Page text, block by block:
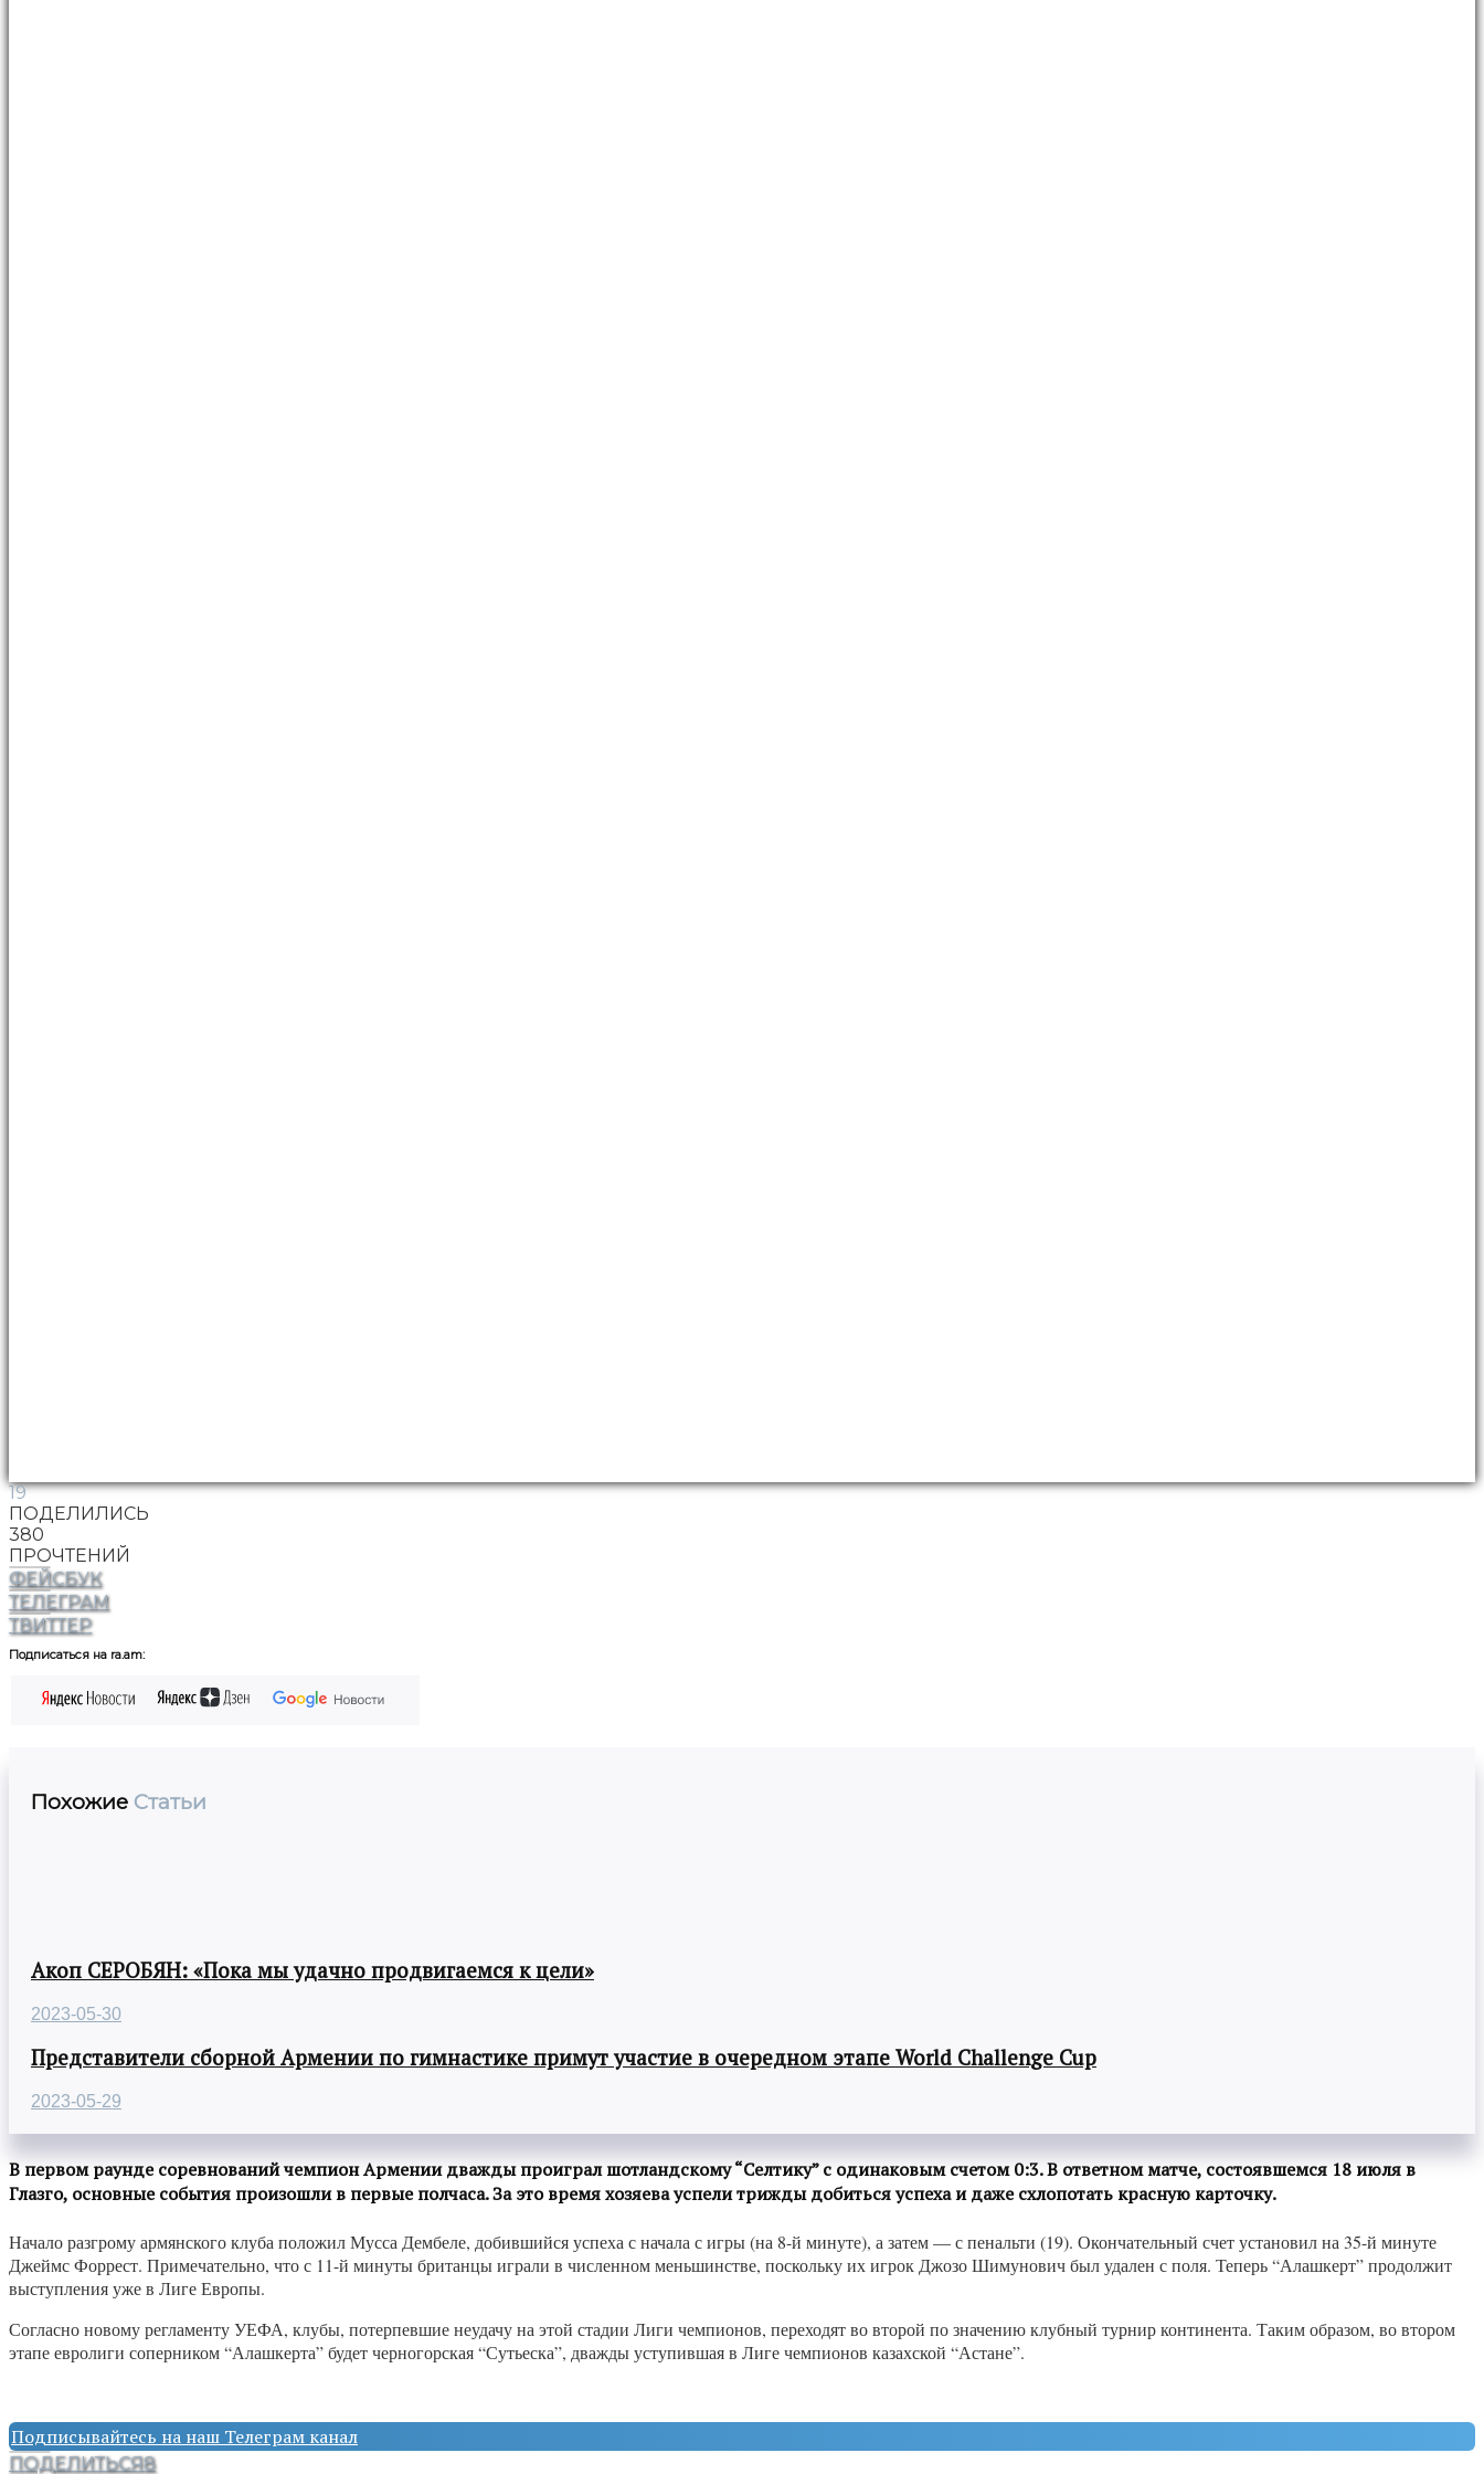
19
ПОДЕЛИЛИСЬ
380
ПРОЧТЕНИЙ
ФЕЙСБУК
ТЕЛЕГРАМ
ТВИТТЕР
Подписаться на ra.am:
Похожие Статьи
Акоп СЕРОБЯН: «Пока мы удачно продвигаемся к цели»
2023-05-30
Представители сборной Армении по гимнастике примут участие в очередном этапе World Challenge Cup
2023-05-29
В первом раунде соревнований чемпион Армении дважды проиграл шотландскому “Селтику” с одинаковым счетом 0:3. В ответном матче, состоявшемся 18 июля в
Глазго, основные события произошли в первые полчаса. За это время хозяева успели трижды добиться успеха и даже схлопотать красную карточку.
Начало разгрому армянского клуба положил Мусса Дембеле, добившийся успеха с начала с игры (на 8-й минуте), а затем — с пенальти (19). Окончательный счет установил на 35-й минуте
Джеймс Форрест. Примечательно, что с 11-й минуты британцы играли в численном меньшинстве, поскольку их игрок Джозо Шимунович был удален с поля. Теперь “Алашкерт” продолжит
выступления уже в Лиге Европы.
Согласно новому регламенту УЕФА, клубы, потерпевшие неудачу на этой стадии Лиги чемпионов, переходят во второй по значению клубный турнир континента. Таким образом, во втором
этапе евролиги соперником “Алашкерта” будет черногорская “Сутьеска”, дважды уступившая в Лиге чемпионов казахской “Астане”.
Подписывайтесь на наш Телеграм канал
ПОДЕЛИТЬСЯ8